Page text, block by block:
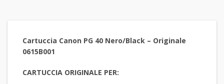
Cartuccia Canon PG 40 Nero/Black – Originale
0615B001
CARTUCCIA ORIGINALE PER: